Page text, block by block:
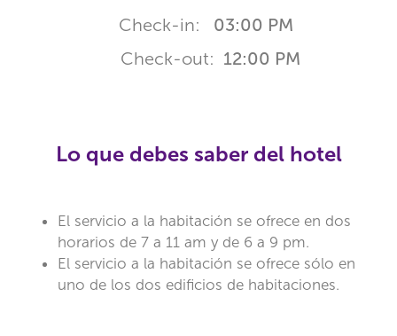
Check-in: 03:00 PM
Check-out: 12:00 PM
Lo que debes saber del hotel
El servicio a la habitación se ofrece en dos
horarios de 7 a 11 am y de 6 a 9 pm.
El servicio a la habitación se ofrece sólo en
uno de los dos edificios de habitaciones.